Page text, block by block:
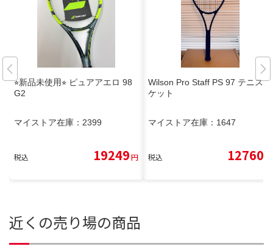
⭐︎新品未使用⭐︎ ピュアアエロ 98
G2
マイストア在庫： 2399
税込 19249円
Wilson Pro Staff PS 97 テニスラ
ケット
マイストア在庫： 1647
税込 12760
近くの売り場の商品